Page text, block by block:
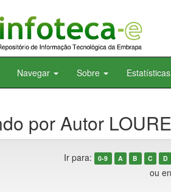
Navegar Sobre Estatísticas
por Autor
Ir para: 0-9 A B C D
ou